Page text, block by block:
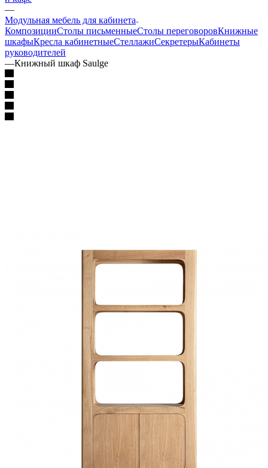
—
Модульная мебель для кабинета
КомпозицииСтолы письменныеСтолы переговоровКнижные
шкафыКресла кабинетныеСтеллажиСекретерыКабинеты
руководителей
—Книжный шкаф Saulge